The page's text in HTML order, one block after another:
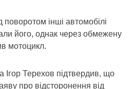
інші автомобілі
його, однак через обмежену
мотоцикл.
Ігор Терехов підтвердив, що
про відсторонення від